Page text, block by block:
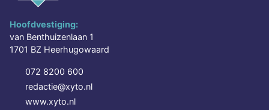
Hoofdvestiging:
van Benthuizenlaan 1
1701 BZ Heerhugowaard
072 8200 600
redactie@xyto.nl
www.xyto.nl